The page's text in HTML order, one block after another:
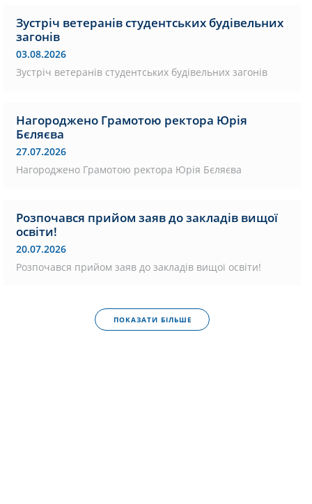
Зустріч ветеранів студентських будівельних
загонів
03.08.2026
Зустріч ветеранів студентських будівельних загонів
Нагороджено Грамотою ректора Юрія
Бєляєва
27.07.2026
Нагороджено Грамотою ректора Юрія Бєляєва
Розпочався прийом заяв до закладів вищої
освіти!
20.07.2026
Розпочався прийом заяв до закладів вищої освіти!
ПОКАЗАТИ БІЛЬШЕ